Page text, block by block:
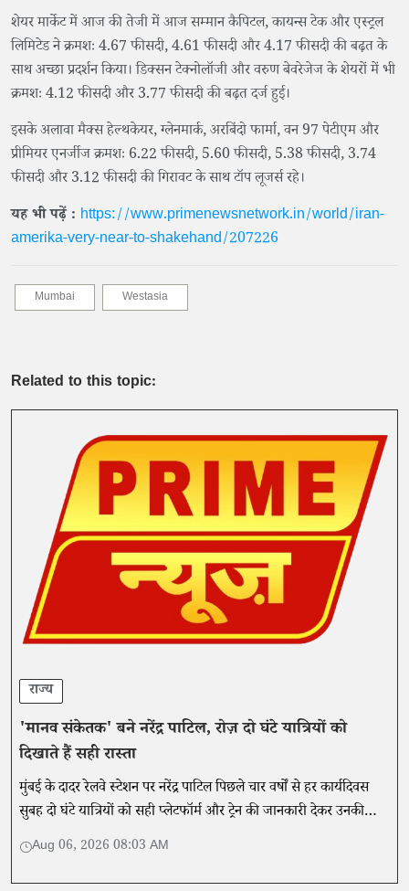
शेयर मार्केट में आज की तेजी में आज सम्मान कैपिटल, कायन्स टेक और एस्ट्रल
लिमिटेड ने क्रमशः 4.67 फीसदी, 4.61 फीसदी और 4.17 फीसदी की बढ़त के
साथ अच्छा प्रदर्शन किया। डिक्सन टेक्नोलॉजी और वरुण बेवरेजेज के शेयरों में भी
क्रमशः 4.12 फीसदी और 3.77 फीसदी की बढ़त दर्ज हुई।
इसके अलावा मैक्स हेल्थकेयर, ग्लेनमार्क, अरबिंदो फार्मा, वन 97 पेटीएम और
प्रीमियर एनर्जीज क्रमशः 6.22 फीसदी, 5.60 फीसदी, 5.38 फीसदी, 3.74
फीसदी और 3.12 फीसदी की गिरावट के साथ टॉप लूजर्स रहे।
यह भी पढ़ें : https://www.primenewsnetwork.in/world/iran-
amerika-very-near-to-shakehand/207226
Mumbai Westasia
Related to this topic:
राज्य
'मानव संकेतक' बने नरेंद्र पाटिल, रोज़ दो घंटे यात्रियों को
दिखाते हैं सही रास्ता
मुंबई के दादर रेलवे स्टेशन पर नरेंद्र पाटिल पिछले चार वर्षों से हर कार्यदिवस
सुबह दो घंटे यात्रियों को सही प्लेटफॉर्म और ट्रेन की जानकारी देकर उनकी
यात्रा को आसान बना रहे हैं।
Aug 06, 2026 08:03 AM